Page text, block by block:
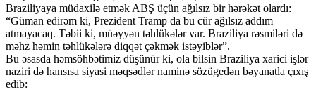
Braziliyaya müdaxilə etmək ABŞ üçün ağılsız bir hərəkət olardı:
“Güman edirəm ki, Prezident Tramp da bu cür ağılsız addım
atmayacaq. Təbii ki, müəyyən təhlükələr var. Braziliya rəsmiləri də
məhz həmin təhlükələrə diqqət çəkmək istəyiblər”.
Bu əsasda həmsöhbətimiz düşünür ki, ola bilsin Braziliya xarici işlər
naziri də hansısa siyasi məqsədlər naminə sözügedən bəyanatla çıxış
edib: